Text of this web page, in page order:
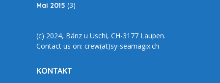
Mai 2015 (3)
(c) 2024, Bänz u Uschi, CH-3177 Laupen.
Contact us on: crew(at)sy-seamagix.ch
KONTAKT